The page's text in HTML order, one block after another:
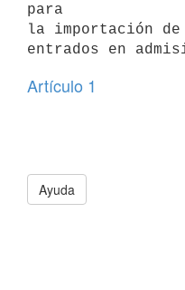
para
la importación de
entrados en
Artículo 1
Ayuda